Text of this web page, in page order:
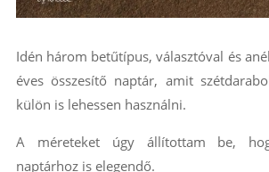
Idén három betűtípus, választóval és
éves összesítő naptár, amit
külön is lehessen használni.
A méreteket úgy állítottam be,
naptárhoz is elegendő.